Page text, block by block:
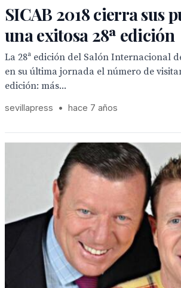
SICAB 2018 cierra sus
una exitosa 28ª edición
La 28ª edición del Salón Internacional
en su última jornada el número de
edición: más...
sevillapress • hace 7 años